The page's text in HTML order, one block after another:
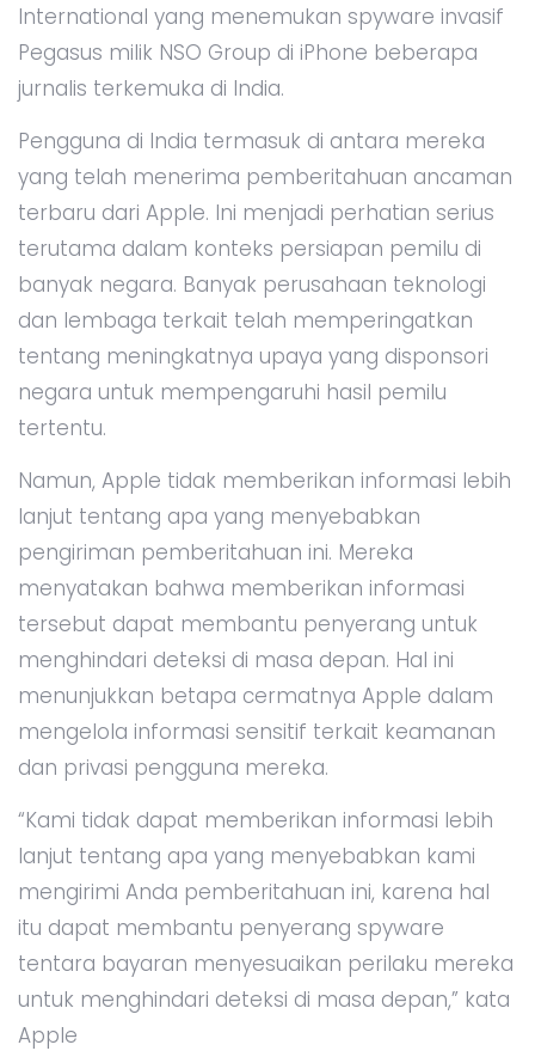
International yang menemukan spyware invasif
Pegasus milik NSO Group di iPhone beberapa
jurnalis terkemuka di India.
Pengguna di India termasuk di antara mereka
yang telah menerima pemberitahuan ancaman
terbaru dari Apple. Ini menjadi perhatian serius
terutama dalam konteks persiapan pemilu di
banyak negara. Banyak perusahaan teknologi
dan lembaga terkait telah memperingatkan
tentang meningkatnya upaya yang disponsori
negara untuk mempengaruhi hasil pemilu
tertentu.
Namun, Apple tidak memberikan informasi lebih
lanjut tentang apa yang menyebabkan
pengiriman pemberitahuan ini. Mereka
menyatakan bahwa memberikan informasi
tersebut dapat membantu penyerang untuk
menghindari deteksi di masa depan. Hal ini
menunjukkan betapa cermatnya Apple dalam
mengelola informasi sensitif terkait keamanan
dan privasi pengguna mereka.
“Kami tidak dapat memberikan informasi lebih
lanjut tentang apa yang menyebabkan kami
mengirimi Anda pemberitahuan ini, karena hal
itu dapat membantu penyerang spyware
tentara bayaran menyesuaikan perilaku mereka
untuk menghindari deteksi di masa depan,” kata
Apple